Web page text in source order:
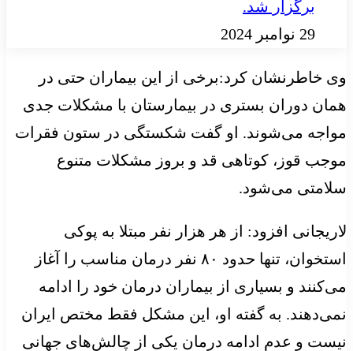
برگزار شد.
29 نوامبر 2024
وی خاطرنشان کرد:برخی از این بیماران حتی در
همان دوران بستری در بیمارستان با مشکلات جدی
مواجه می‌شوند. او گفت شکستگی در ستون فقرات
موجب قوز، کوتاهی قد و بروز مشکلات متنوع
سلامتی می‌شود.
لاریجانی افزود: از هر هزار نفر مبتلا به پوکی
استخوان، تنها حدود ۸۰ نفر درمان مناسب را آغاز
می‌کنند و بسیاری از بیماران درمان خود را ادامه
نمی‌دهند. به گفته او، این مشکل فقط مختص ایران
نیست و عدم ادامه درمان یکی از چالش‌های جهانی